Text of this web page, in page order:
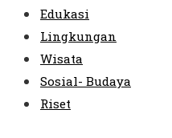
Edukasi
Lingkungan
Wisata
Sosial- Budaya
Riset